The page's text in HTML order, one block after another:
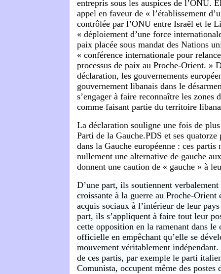
entrepris sous les auspices de l’ONU.
appel en faveur de « l’établissement
contrôlée par l’ONU entre Israël et le
« déploiement d’une force
paix placée sous mandat des Nations
« conférence internationale pour
processus de paix au Proche-Orient. »
déclaration, les gouvernements
gouvernement libanais dans le
s’engager à faire reconnaître les zones
comme faisant partie du territoire
La déclaration souligne une fois de
Parti de la Gauche.PDS et ses
dans la Gauche européenne : ces partis
nullement une alternative de gauche
donnent une caution de « gauche » à
D’une part, ils soutiennent
croissante à la guerre au Proche-Orient
acquis sociaux à l’intérieur de leur
part, ils s’appliquent à faire tout leur
cette opposition en la ramenant dans le
officielle en empêchant qu’elle se
mouvement véritablement indépendant.
de ces partis, par exemple le parti
Comunista, occupent même des postes